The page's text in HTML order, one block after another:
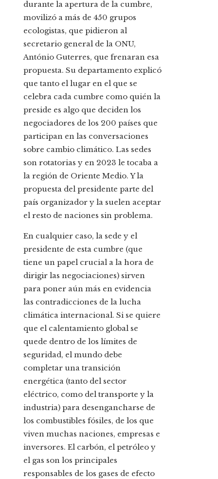
durante la apertura de la cumbre,
movilizó a más de 450 grupos
ecologistas, que pidieron al
secretario general de la ONU,
António Guterres, que frenaran esa
propuesta. Su departamento explicó
que tanto el lugar en el que se
celebra cada cumbre como quién la
preside es algo que deciden los
negociadores de los 200 países que
participan en las conversaciones
sobre cambio climático. Las sedes
son rotatorias y en 2023 le tocaba a
la región de Oriente Medio. Y la
propuesta del presidente parte del
país organizador y la suelen aceptar
el resto de naciones sin problema.
En cualquier caso, la sede y el
presidente de esta cumbre (que
tiene un papel crucial a la hora de
dirigir las negociaciones) sirven
para poner aún más en evidencia
las contradicciones de la lucha
climática internacional. Si se quiere
que el calentamiento global se
quede dentro de los límites de
seguridad, el mundo debe
completar una transición
energética (tanto del sector
eléctrico, como del transporte y la
industria) para desengancharse de
los combustibles fósiles, de los que
viven muchas naciones, empresas e
inversores. El carbón, el petróleo y
el gas son los principales
responsables de los gases de efecto